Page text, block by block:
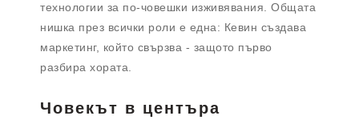
технологии за по-човешки изживявания. Общата
нишка през всички роли е една: Кевин създава
маркетинг, който свързва - защото първо
разбира хората.
Човекът в центъра